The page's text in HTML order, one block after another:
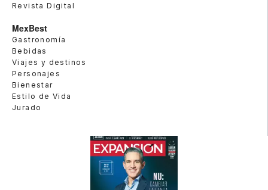
Revista Digital
MexBest
Gastronomía
Bebidas
Viajes y destinos
Personajes
Bienestar
Estilo de Vida
Jurado